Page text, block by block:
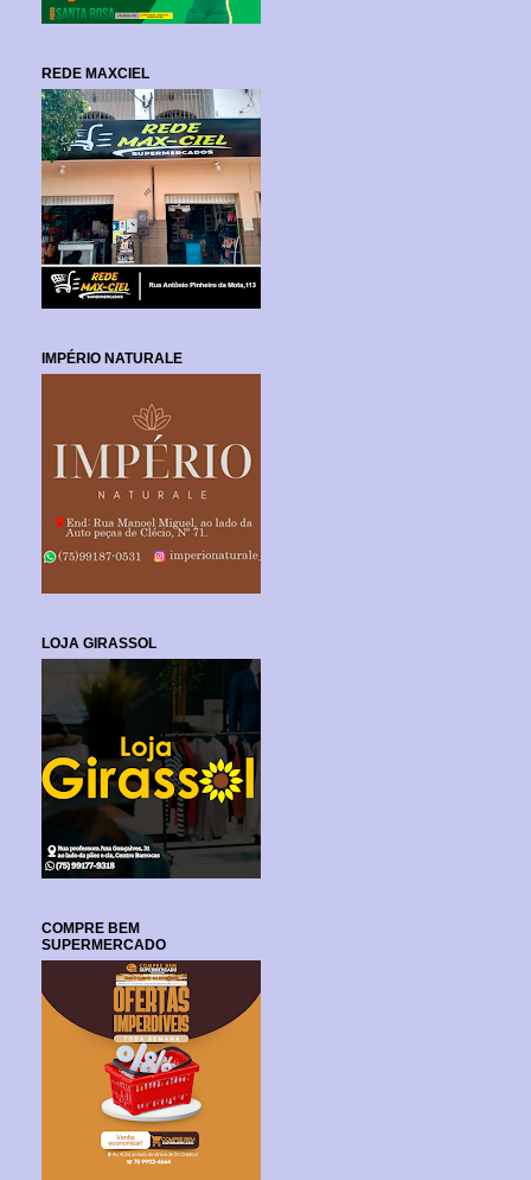
REDE MAXCIEL
IMPÉRIO NATURALE
LOJA GIRASSOL
COMPRE BEM
SUPERMERCADO